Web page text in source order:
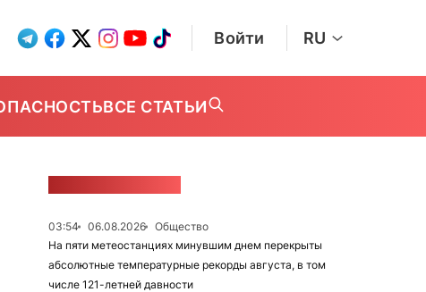
Войти RU
ВСЕ СТАТЬИ
03:54 06.08.2026
Общество
На пяти метеостанциях минувшим днем перекрыты
абсолютные температурные рекорды августа, в том
числе 121-летней давности